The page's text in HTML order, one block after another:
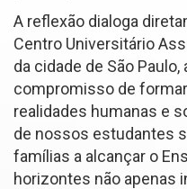
A reflexão dialoga
Centro Universitário
da cidade de São
compromisso de
realidades humanas e
de nossos estudantes
famílias a alcançar o
horizontes não apenas